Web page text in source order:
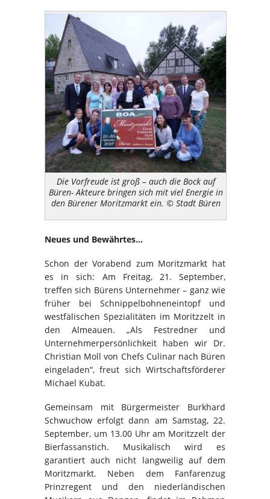
Die Vorfreude ist groß – auch die Bock auf
Büren- Akteure bringen sich mit viel Energie in
den Bürener Moritzmarkt ein. © Stadt Büren
Neues und Bewährtes…
Schon der Vorabend zum Moritzmarkt hat
es in sich: Am Freitag, 21. September,
treffen sich Bürens Unternehmer – ganz wie
früher bei Schnippelbohneneintopf und
westfälischen Spezialitäten im Moritzzelt in
den Almeauen. „Als Festredner und
Unternehmerpersönlichkeit haben wir Dr.
Christian Moll von Chefs Culinar nach Büren
eingeladen“, freut sich Wirtschaftsförderer
Michael Kubat.
Gemeinsam mit Bürgermeister Burkhard
Schwuchow erfolgt dann am Samstag, 22.
September, um 13.00 Uhr am Moritzzelt der
Bierfassanstich. Musikalisch wird es
garantiert auch nicht langweilig auf dem
Moritzmarkt. Neben dem Fanfarenzug
Prinzregent und den niederländischen